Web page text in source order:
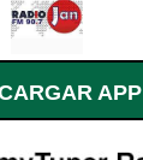
APP